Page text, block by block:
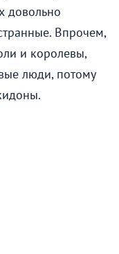
довольно
Впрочем,
и королевы,
люди, потому